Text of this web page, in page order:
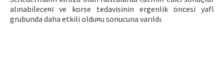
alınabilece¤i ve korse tedavisinin ergenlik öncesi yafl
grubunda daha etkili oldu¤u sonucuna varıldı.